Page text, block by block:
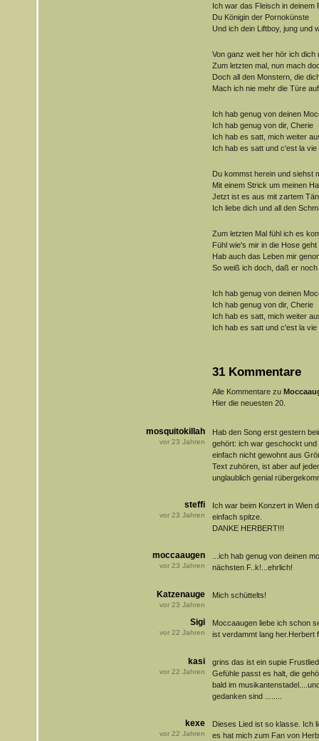
Ich war das Fleisch in deinem
Du Königin der Pornokünste
Und ich dein Liftboy, jung und
Von ganz weit her hör ich dich
Zum letzten mal, nun mach
Doch all den Monstern, die
Mach ich nie mehr die Türe auf
Ich hab genug von deinen
Ich hab genug von dir, Cherie
Ich hab es satt, mich weiter
Ich hab es satt und c'est la vie
Du kommst herein und siehst
Mit einem Strick um meinen
Jetzt ist es aus mit zartem
Ich liebe dich und all den
Zum letzten Mal fühl ich es
Fühl wie's mir in die Hose geht
Hab auch das Leben mir
So weiß ich doch, daß er noch
Ich hab genug von deinen
Ich hab genug von dir, Cherie
Ich hab es satt, mich weiter
Ich hab es satt und c'est la vie
31 Kommentare
Alle Kommentare zu
Hier die neuesten 20.
mosquitokillah
vor 23 Jahren
Hab den Song erst gestern
gehört: ich war geschockt
einfach nicht gewohnt aus
Text zuhören, ist aber auf
unglaublich genial
steffi
vor 23 Jahren
Ich war beim Konzert in Wien
einfach spitze.
DANKE HERBERT!!!
moccaaugen
vor 23 Jahren
...ich hab genug von deinen
nächsten F..k!...ehrlich!
Katzenauge
vor 23 Jahren
Mich schüttelts!
Sigi
vor 22 Jahren
Moccaaugen liebe ich schon
ist verdammt lang her.Herbert
kasi
vor 22 Jahren
grins das ist ein supie
Gefühle passt es halt, die
bald im
gedanken sind ........
kexe
vor 22 Jahren
Dieses Lied ist so klasse. Ich
es hat mich zum Fan von